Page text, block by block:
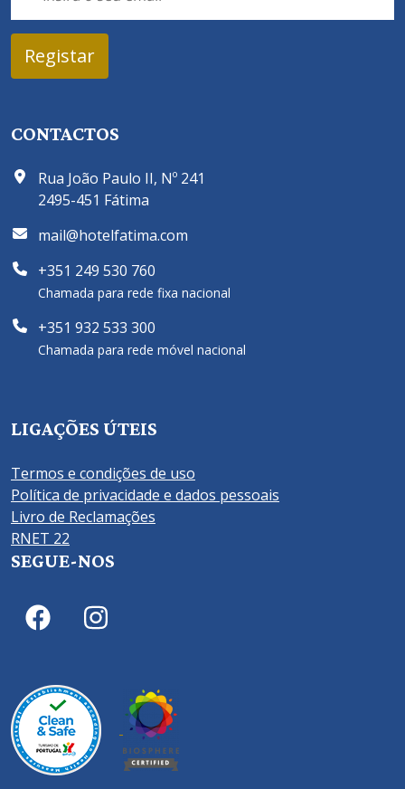
CONTACTOS
Rua João Paulo II, Nº 241
2495-451 Fátima
mail@hotelfatima.com
+351 249 530 760
Chamada para rede fixa nacional
+351 932 533 300
Chamada para rede móvel nacional
LIGAÇÕES ÚTEIS
Termos e condições de uso
Política de privacidade e dados pessoais
Livro de Reclamações
RNET 22
SEGUE-NOS